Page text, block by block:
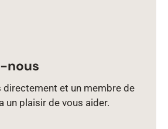
nous
directement et un membre de
un plaisir de vous aider.